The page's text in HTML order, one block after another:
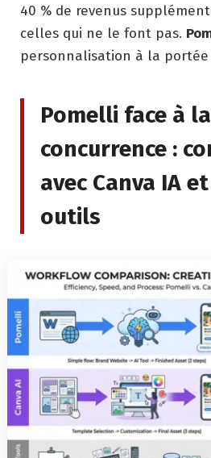
40 % de revenus
celles qui ne le font pas.
personnalisation à la portée
Pomelli face à la
concurrence :
avec Canva IA
outils